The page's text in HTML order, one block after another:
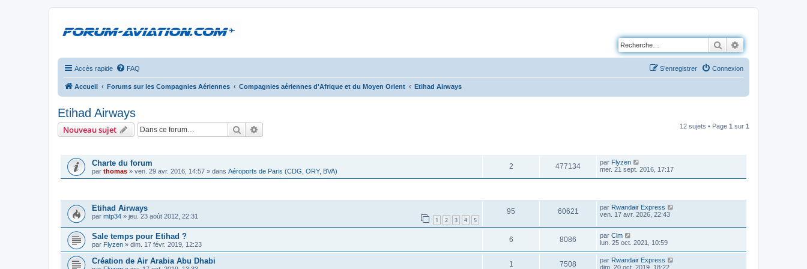
Rechercher
Accès rapide FAQ Connexion
S’enregistrer
Accueil Forums sur les Compagnies Aériennes Compagnies aériennes d'Afrique et du Moyen Orient Etihad Airways
Etihad Airways
Nouveau sujet Rechercher 12 sujets • Page 1 sur 1
Charte du forum
par thomas » ven. 29 avr. 2016, 14:57 » dans Aéroports de Paris (CDG, ORY, BVA)
2 477134 par Flyzen
mer. 21 sept. 2016, 17:17
Etihad Airways
par mtp34 » jeu. 23 août 2012, 22:31 1 2 3 4 5
95 60621 par Rwandair Express
ven. 17 avr. 2026, 22:43
Sale temps pour Etihad ?
par Flyzen » dim. 17 févr. 2019, 12:23
6 8086 par Clm
lun. 25 oct. 2021, 10:59
Création de Air Arabia Abu Dhabi 1 7508 par Rwandair Express
dim. 20 oct. 2019, 18:22